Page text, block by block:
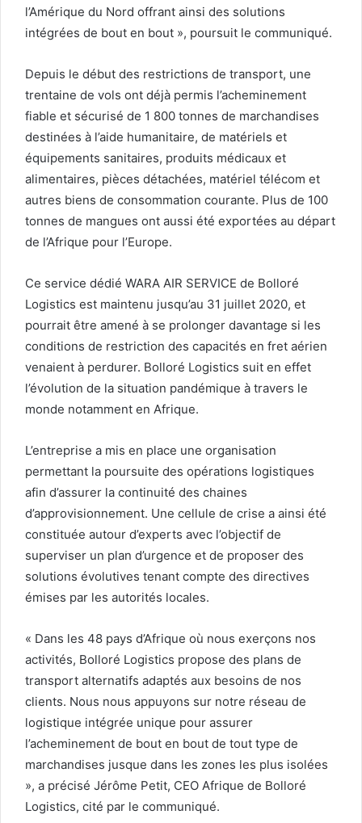
l’Amérique du Nord offrant ainsi des solutions
intégrées de bout en bout », poursuit le communiqué.
Depuis le début des restrictions de transport, une
trentaine de vols ont déjà permis l’acheminement
fiable et sécurisé de 1 800 tonnes de marchandises
destinées à l’aide humanitaire, de matériels et
équipements sanitaires, produits médicaux et
alimentaires, pièces détachées, matériel télécom et
autres biens de consommation courante. Plus de 100
tonnes de mangues ont aussi été exportées au départ
de l’Afrique pour l’Europe.
Ce service dédié WARA AIR SERVICE de Bolloré
Logistics est maintenu jusqu’au 31 juillet 2020, et
pourrait être amené à se prolonger davantage si les
conditions de restriction des capacités en fret aérien
venaient à perdurer. Bolloré Logistics suit en effet
l’évolution de la situation pandémique à travers le
monde notamment en Afrique.
L’entreprise a mis en place une organisation
permettant la poursuite des opérations logistiques
afin d’assurer la continuité des chaines
d’approvisionnement. Une cellule de crise a ainsi été
constituée autour d’experts avec l’objectif de
superviser un plan d’urgence et de proposer des
solutions évolutives tenant compte des directives
émises par les autorités locales.
« Dans les 48 pays d’Afrique où nous exerçons nos
activités, Bolloré Logistics propose des plans de
transport alternatifs adaptés aux besoins de nos
clients. Nous nous appuyons sur notre réseau de
logistique intégrée unique pour assurer
l’acheminement de bout en bout de tout type de
marchandises jusque dans les zones les plus isolées
», a précisé Jérôme Petit, CEO Afrique de Bolloré
Logistics, cité par le communiqué.